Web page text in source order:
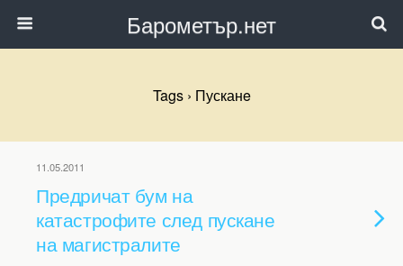
Барометър.нет
Tags › Пусканe
11.05.2011
Предричат бум на
катастрофите след пускане
на магистралите